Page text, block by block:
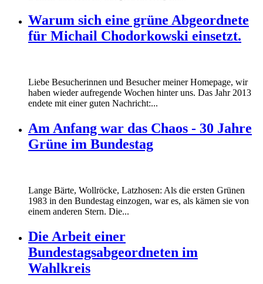
Warum sich eine grüne Abgeordnete
für Michail Chodorkowski einsetzt.
Liebe Besucherinnen und Besucher meiner Homepage, wir
haben wieder aufregende Wochen hinter uns. Das Jahr 2013
endete mit einer guten Nachricht:...
Am Anfang war das Chaos - 30 Jahre
Grüne im Bundestag
Lange Bärte, Wollröcke, Latzhosen: Als die ersten Grünen
1983 in den Bundestag einzogen, war es, als kämen sie von
einem anderen Stern. Die...
Die Arbeit einer
Bundestagsabgeordneten im
Wahlkreis